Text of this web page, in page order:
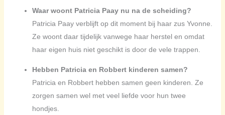
Waar woont Patricia Paay nu na de scheiding?
Patricia Paay verblijft op dit moment bij haar zus Yvonne.
Ze woont daar tijdelijk vanwege haar herstel en omdat
haar eigen huis niet geschikt is door de vele trappen.
Hebben Patricia en Robbert kinderen samen?
Patricia en Robbert hebben samen geen kinderen. Ze
zorgen samen wel met veel liefde voor hun twee
hondjes.